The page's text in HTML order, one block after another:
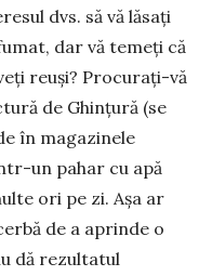
dvs. să vă lăsați
dar vă temeți că
reuși? Procurați-vă
de Ghințură (se
în ma­gazinele
un pahar cu apă
ori pe zi. Așa ar
de a aprinde o
dă rezultatul